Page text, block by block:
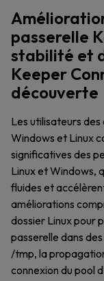
passerelle
stabilité et
Keeper
découverte
Les utilisateurs
Windows et Linux
significatives des
Linux et Windows,
fluides et
améliorations
dossier Linux pour
passerelle dans
/tmp, la
connexion du pool